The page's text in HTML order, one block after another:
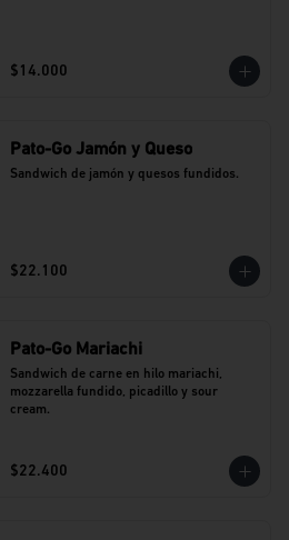
$14.000
Pato-Go Jamón y Queso
Sandwich de jamón y quesos fundidos.
$22.100
Pato-Go Mariachi
Sandwich de carne en hilo mariachi,
mozzarella fundido, picadillo y sour
cream.
$22.400